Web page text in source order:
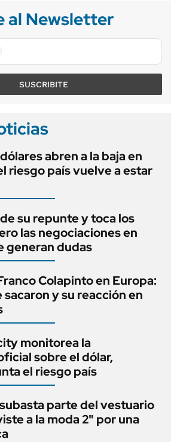
al Newsletter
SUSCRIBITE
abren a la baja en
riesgo país vuelve a estar
su repunte y toca los
las negociaciones en
generan dudas
Colapinto en Europa:
y su reacción en
monitorea la
sobre el dólar,
el riesgo país
parte del vestuario
a la moda 2" por una